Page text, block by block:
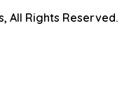
All Rights Reserved.